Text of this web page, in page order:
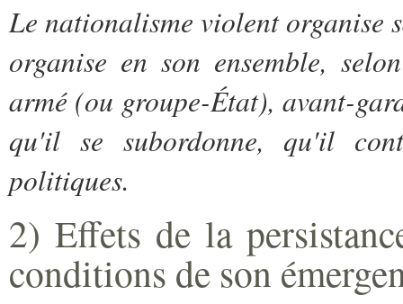
Le nationalisme violent organise
organise en son ensemble,
armé (ou groupe-État), avant-
qu'il se subordonne, qu'il
politiques.
2) Effets de la
conditions de son